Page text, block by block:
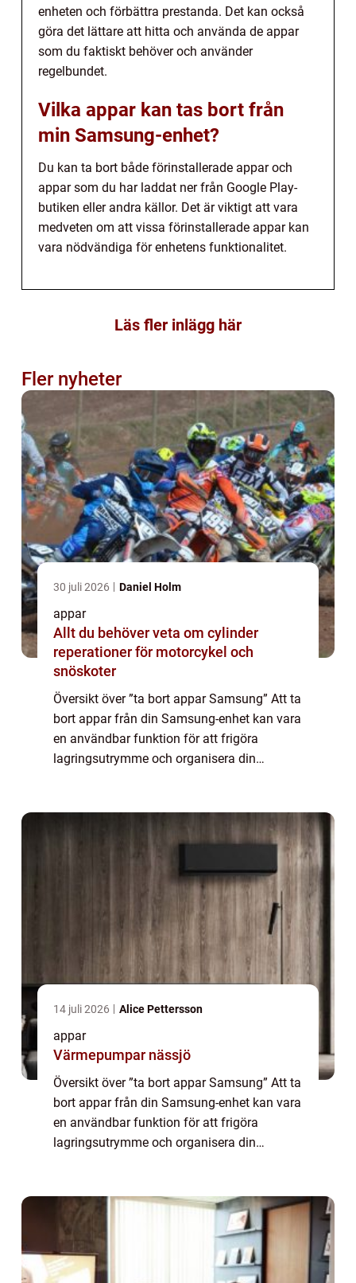
enheten och förbättra prestanda. Det kan också
göra det lättare att hitta och använda de appar
som du faktiskt behöver och använder
regelbundet.
Vilka appar kan tas bort från
min Samsung-enhet?
Du kan ta bort både förinstallerade appar och
appar som du har laddat ner från Google Play-
butiken eller andra källor. Det är viktigt att vara
medveten om att vissa förinstallerade appar kan
vara nödvändiga för enhetens funktionalitet.
Läs fler inlägg här
Fler nyheter
30 juli 2026 Daniel Holm
appar
Allt du behöver veta om cylinder
reperationer för motorcykel och
snöskoter
Översikt över ”ta bort appar Samsung” Att ta
bort appar från din Samsung-enhet kan vara
en användbar funktion för att frigöra
lagringsutrymme och organisera din
14 juli 2026 Alice Pettersson
appar
Värmepumpar nässjö
Översikt över ”ta bort appar Samsung” Att ta
bort appar från din Samsung-enhet kan vara
en användbar funktion för att frigöra
lagringsutrymme och organisera din